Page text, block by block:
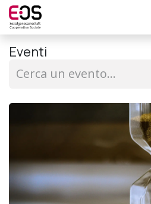
PASSA AL CONTENUTO
Eventi